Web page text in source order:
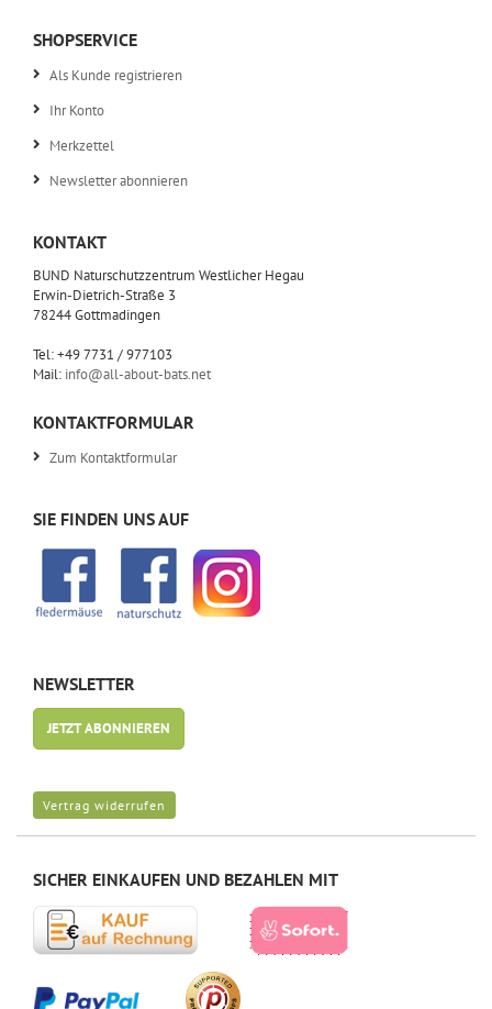
SHOPSERVICE
Als Kunde registrieren
Ihr Konto
Merkzettel
Newsletter abonnieren
KONTAKT
BUND Naturschutzzentrum Westlicher Hegau
Erwin-Dietrich-Straße 3
78244 Gottmadingen
Tel: +49 7731 / 977103
Mail: info@all-about-bats.net
KONTAKTFORMULAR
Zum Kontaktformular
SIE FINDEN UNS AUF
NEWSLETTER
JETZT ABONNIEREN
Vertrag widerrufen
SICHER EINKAUFEN UND BEZAHLEN MIT